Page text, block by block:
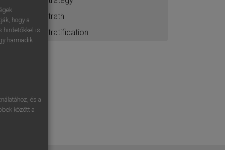
strath
stratification
hogy a
hirdetőkkel is
harmadik
és a
között a